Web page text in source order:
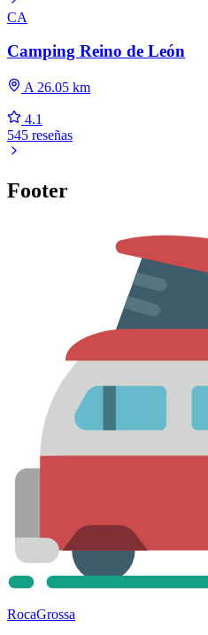
CA
Camping Reino de León
A 26.05 km
4.1
545 reseñas
Footer
RocaGrossa